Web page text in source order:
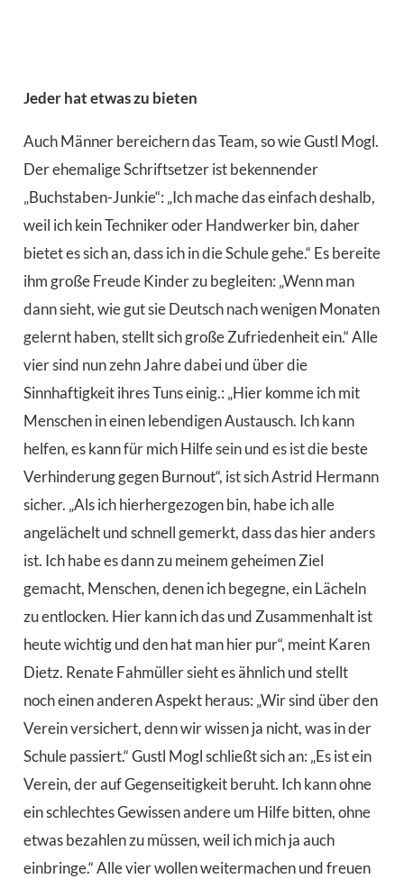
Jeder hat etwas zu bieten
Auch Männer bereichern das Team, so wie Gustl Mogl.
Der ehemalige Schriftsetzer ist bekennender
„Buchstaben-Junkie“: „Ich mache das einfach deshalb,
weil ich kein Techniker oder Handwerker bin, daher
bietet es sich an, dass ich in die Schule gehe.“ Es bereite
ihm große Freude Kinder zu begleiten: „Wenn man
dann sieht, wie gut sie Deutsch nach wenigen Monaten
gelernt haben, stellt sich große Zufriedenheit ein.“ Alle
vier sind nun zehn Jahre dabei und über die
Sinnhaftigkeit ihres Tuns einig.: „Hier komme ich mit
Menschen in einen lebendigen Austausch. Ich kann
helfen, es kann für mich Hilfe sein und es ist die beste
Verhinderung gegen Burnout“, ist sich Astrid Hermann
sicher. „Als ich hierhergezogen bin, habe ich alle
angelächelt und schnell gemerkt, dass das hier anders
ist. Ich habe es dann zu meinem geheimen Ziel
gemacht, Menschen, denen ich begegne, ein Lächeln
zu entlocken. Hier kann ich das und Zusammenhalt ist
heute wichtig und den hat man hier pur“, meint Karen
Dietz. Renate Fahmüller sieht es ähnlich und stellt
noch einen anderen Aspekt heraus: „Wir sind über den
Verein versichert, denn wir wissen ja nicht, was in der
Schule passiert.“ Gustl Mogl schließt sich an: „Es ist ein
Verein, der auf Gegenseitigkeit beruht. Ich kann ohne
ein schlechtes Gewissen andere um Hilfe bitten, ohne
etwas bezahlen zu müssen, weil ich mich ja auch
einbringe.“ Alle vier wollen weitermachen und freuen